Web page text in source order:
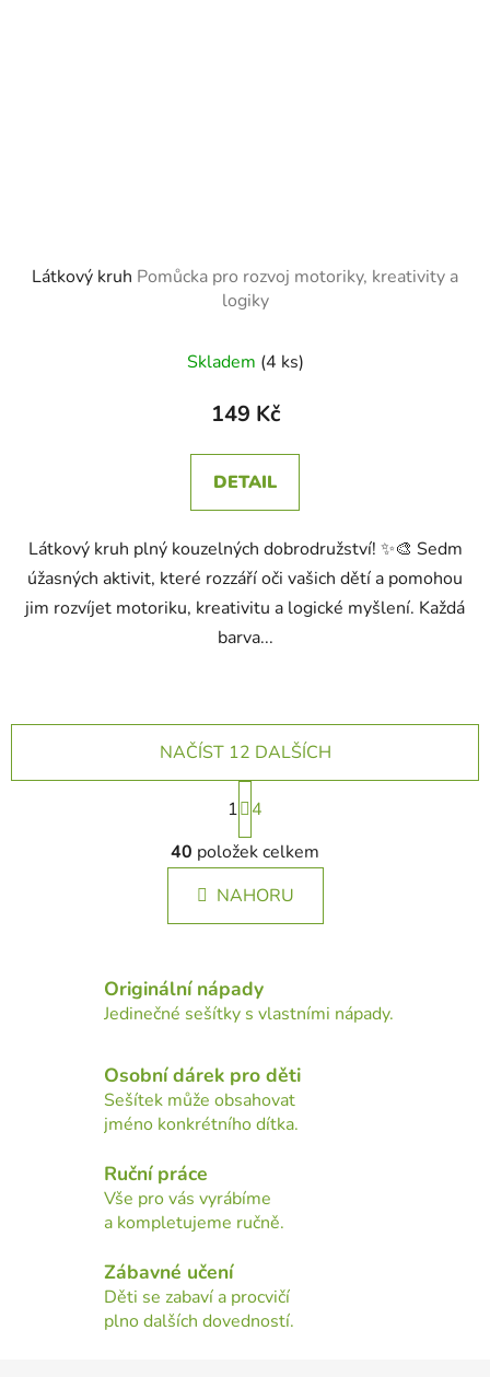
Látkový kruh Pomůcka pro rozvoj motoriky, kreativity a
logiky
Skladem (4 ks)
149 Kč
DETAIL
Látkový kruh plný kouzelných dobrodružství! ✨🎨 Sedm
úžasných aktivit, které rozzáří oči vašich dětí a pomohou
jim rozvíjet motoriku, kreativitu a logické myšlení. Každá
barva...
O
v
l
á
d
c
í
p
v
k
y
p
i
NAČÍST 12 DALŠÍCH
S
t
r
á
n
k
n
í
1
4
40 položek celkem
NAHORU
Originální nápady
Jedinečné sešítky s vlastními nápady.
Osobní dárek pro děti
Sešítek může obsahovat
jméno konkrétního dítka.
Ruční práce
Vše pro vás vyrábíme
a kompletujeme ručně.
Zábavné učení
Děti se zabaví a procvičí
plno dalších dovedností.